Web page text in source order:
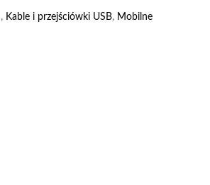
, Kable i przejściówki USB, Mobilne